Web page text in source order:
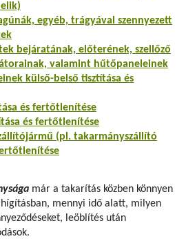
egyéb, trágyával szennyezett
bejáratának, előterének, szellőző
valamint hűtőpaneleinek
külső-belső tisztítása és
és fertőtlenítése
és fertőtlenítése
(pl. takarmányszállító
már a takarítás közben könnyen
mennyi idő alatt, milyen
leöblítés után